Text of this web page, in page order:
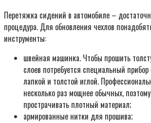
Перетяжка сидений в автомобиле –
процедура. Для обновления чехлов
инструменты:
швейная машинка. Чтобы прошить
слоев потребуется специальный
лапкой и толстой иглой.
несколько раз мощнее обычных, поэтому
прострачивать плотный материал;
армированные нитки для прошива;